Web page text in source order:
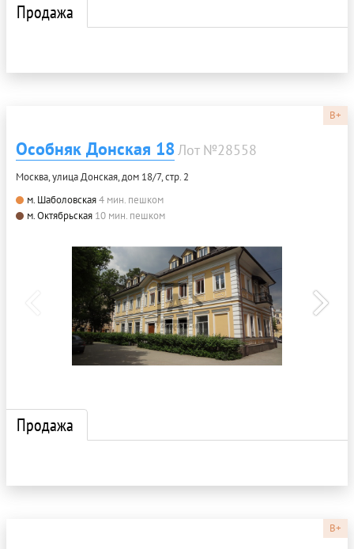
Продажа
B+
Особняк Донская 18Лот №28558
Москва, улица Донская, дом 18/7, стр. 2
м. Шаболовская4 мин. пешком
м. Октябрьская 10 мин. пешком
Продажа
B+